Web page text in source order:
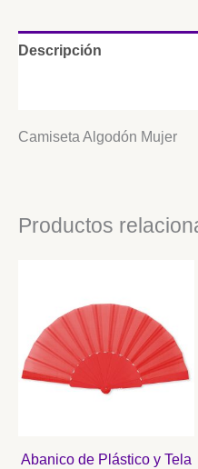
Descripción
Camiseta Algodón Mujer
Productos
Abanico de Plástico y Tela